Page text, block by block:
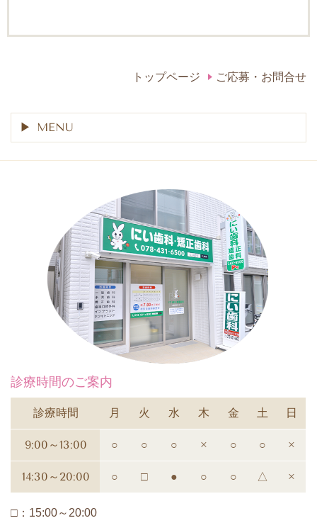
トップページ ご応募・お問合せ
MENU
診療時間のご案内
診療時間 月 火 水 木 金 土 日
9:00～13:00 ○ ○ ○ × ○ ○ ×
14:30～20:00 ○ □ ● ○ ○ △ ×
□：15:00～20:00